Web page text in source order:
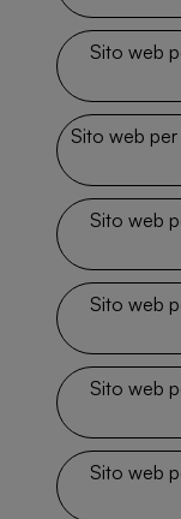
Sito web
Sito web
Sito web
Sito web
Sito web
Sito web